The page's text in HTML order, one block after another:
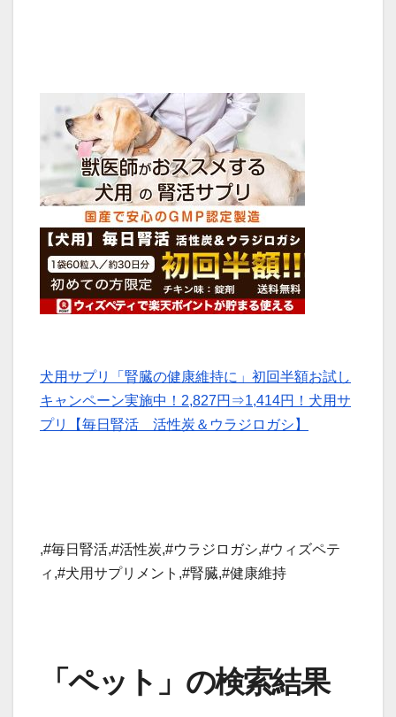
犬用サプリ「腎臓の健康維持に」初回半額お試し
キャンペーン実施中！2,827円⇒1,414円！犬用サ
プリ【毎日腎活 活性炭＆ウラジロガシ】
,#毎日腎活,#活性炭,#ウラジロガシ,#ウィズペテ
ィ,#犬用サプリメント,#腎臓,#健康維持
「ペット」の検索結果